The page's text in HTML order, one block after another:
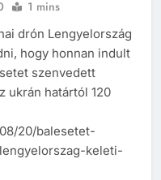
1 mins
drón Lengyelország
hogy honnan indult
szenvedett
ukrán határtól 120
20/balesetet-
keleti-